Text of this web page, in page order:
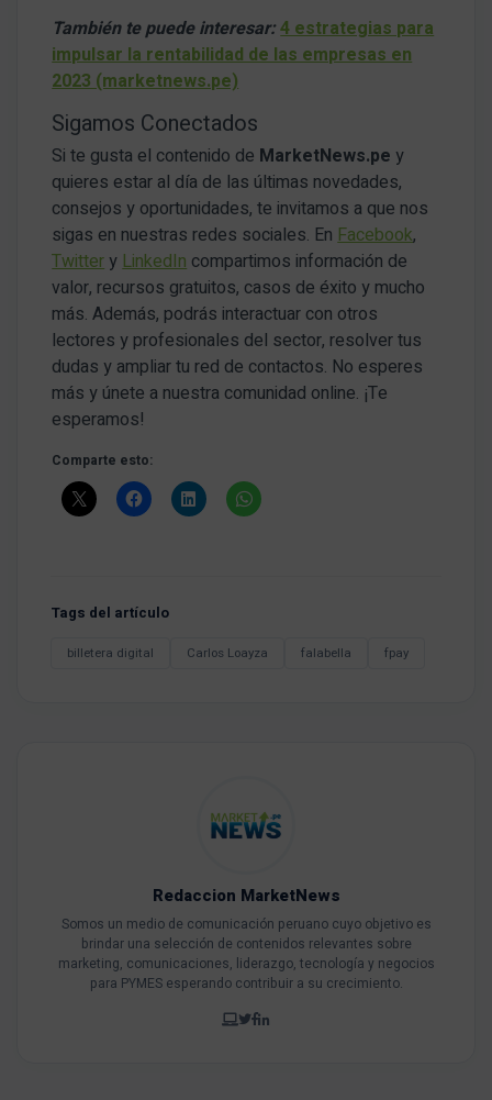
También te puede interesar:4 estrategias para
impulsar la rentabilidad de las empresas en
2023 (marketnews.pe)
Sigamos Conectados
Si te gusta el contenido de MarketNews.pe y
quieres estar al día de las últimas novedades,
consejos y oportunidades, te invitamos a que nos
sigas en nuestras redes sociales. En Facebook,
Twitter y LinkedIn compartimos información de
valor, recursos gratuitos, casos de éxito y mucho
más. Además, podrás interactuar con otros
lectores y profesionales del sector, resolver tus
dudas y ampliar tu red de contactos. No esperes
más y únete a nuestra comunidad online. ¡Te
esperamos!
Comparte esto:
Tags del artículo
billetera digital Carlos Loayza falabella fpay
Redaccion MarketNews
Somos un medio de comunicación peruano cuyo objetivo es
brindar una selección de contenidos relevantes sobre
marketing, comunicaciones, liderazgo, tecnología y negocios
para PYMES esperando contribuir a su crecimiento.